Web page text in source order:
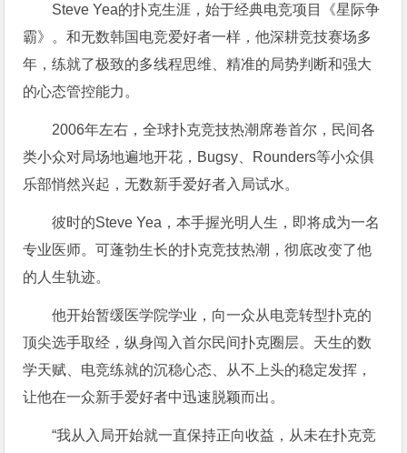
Steve Yea的扑克生涯，始于经典电竞项目《星际争
霸》。和无数韩国电竞爱好者一样，他深耕竞技赛场多
年，练就了极致的多线程思维、精准的局势判断和强大
的心态管控能力。
2006年左右，全球扑克竞技热潮席卷首尔，民间各
类小众对局场地遍地开花，Bugsy、Rounders等小众俱
乐部悄然兴起，无数新手爱好者入局试水。
彼时的Steve Yea，本手握光明人生，即将成为一名
专业医师。可蓬勃生长的扑克竞技热潮，彻底改变了他
的人生轨迹。
他开始暂缓医学院学业，向一众从电竞转型扑克的
顶尖选手取经，纵身闯入首尔民间扑克圈层。天生的数
学天赋、电竞练就的沉稳心态、从不上头的稳定发挥，
让他在一众新手爱好者中迅速脱颖而出。
“我从入局开始就一直保持正向收益，从未在扑克竞